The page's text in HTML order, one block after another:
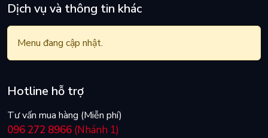
Dịch vụ và thông tin khác
Menu đang cập nhật.
Hotline hỗ trợ
Tư vấn mua hàng (Miễn phí)
096 272 8966 (Nhánh 1)